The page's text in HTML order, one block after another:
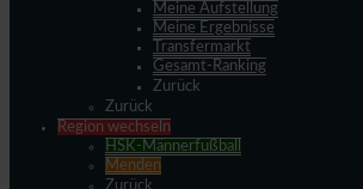
Meine Aufstellung
Meine Ergebnisse
Transfermarkt
Gesamt-Ranking
Zurück
Zurück
Region wechseln
HSK-Männerfußball
Menden